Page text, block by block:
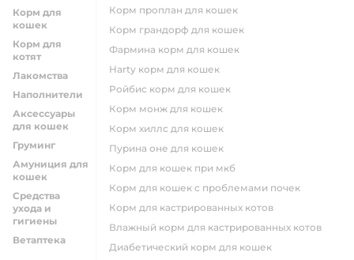
Корм для
кошек
Корм для
котят
Лакомства
Наполнители
Аксессуары
для кошек
Груминг
Амуниция для
кошек
Средства
ухода и
гигиены
Ветаптека
корм проплан для кошек
корм грандорф для кошек
фармина корм для кошек
harty корм для кошек
ройбис корм для кошек
корм монж для кошек
корм хиллс для кошек
пурина оне для кошек
корм для кошек при мкб
корм для кошек с проблемами почек
Корм для кастрированных котов
влажный корм для кастрированных котов
диабетический корм для кошек